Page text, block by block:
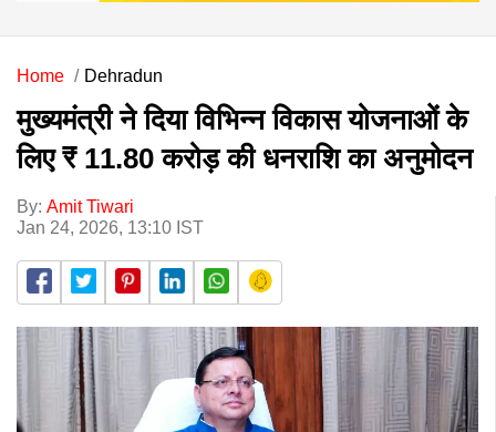
Home Dehradun
मुख्यमंत्री ने दिया विभिन्न विकास योजनाओं के
लिए ₹ 11.80 करोड़ की धनराशि का अनुमोदन
By: Amit Tiwari
Jan 24, 2026, 13:10 IST